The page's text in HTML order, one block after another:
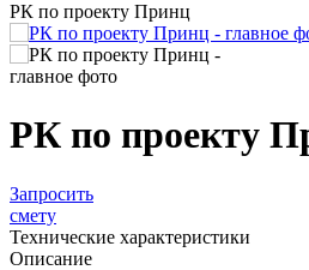
РК по проекту Принц
РК по проекту
Запросить
смету
Технические характеристики
Описание